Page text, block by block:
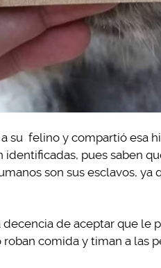
su felino y compartió esa
identificadas, pues saben
son sus esclavos, ya
de aceptar que le
roban comida y timan a las